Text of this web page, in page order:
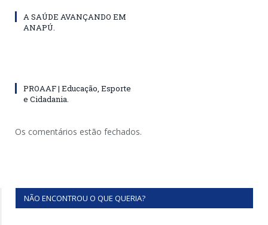
A SAÚDE AVANÇANDO EM
ANAPÚ.
PROAAF | Educação, Esporte
e Cidadania.
Os comentários estão fechados.
NÃO ENCONTROU O QUE QUERIA?